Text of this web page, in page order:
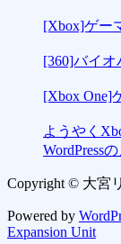
[Xbox]ゲー
[360]バイオ
[Xbox One]
ようやく
WordPress
Copyright © 大宮
Powered by
Expansion Unit